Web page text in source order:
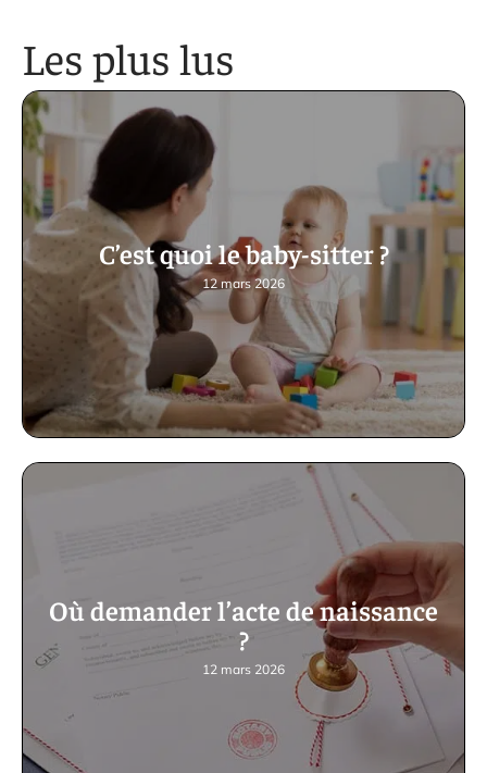
Les plus lus
C’est quoi le baby-sitter ?
12 mars 2026
Où demander l’acte de naissance
?
12 mars 2026